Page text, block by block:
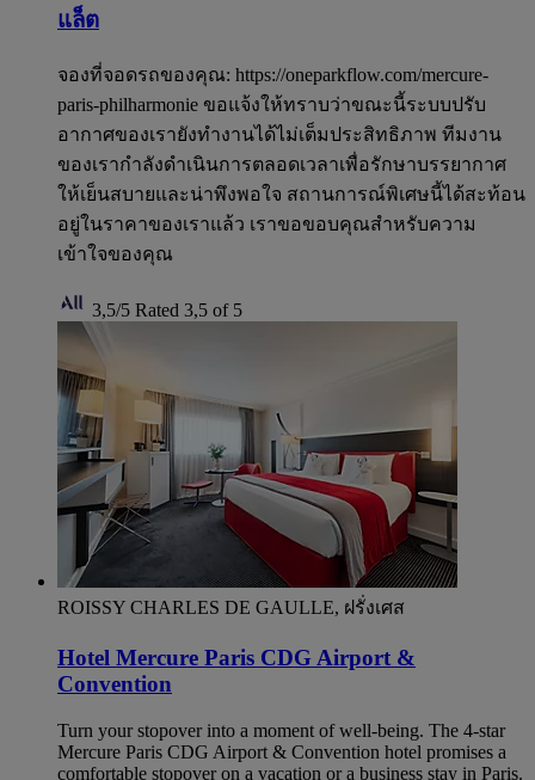
แล็ต
จองที่จอดรถของคุณ: https://oneparkflow.com/mercure-
paris-philharmonie ขอแจ้งให้ทราบว่าขณะนี้ระบบปรับ
อากาศของเรายังทำงานได้ไม่เต็มประสิทธิภาพ ทีมงาน
ของเรากำลังดำเนินการตลอดเวลาเพื่อรักษาบรรยากาศ
ให้เย็นสบายและน่าพึงพอใจ สถานการณ์พิเศษนี้ได้สะท้อน
อยู่ในราคาของเราแล้ว เราขอขอบคุณสำหรับความ
เข้าใจของคุณ
3,5/5 Rated 3,5 of 5
ROISSY CHARLES DE GAULLE, ฝรั่งเศส
Hotel Mercure Paris CDG Airport &
Convention
Turn your stopover into a moment of well-being. The 4-star
Mercure Paris CDG Airport & Convention hotel promises a
comfortable stopover on a vacation or a business stay in Paris.